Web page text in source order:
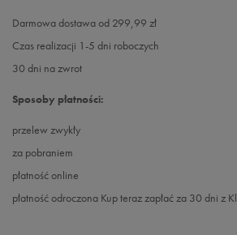
Darmowa dostawa od 299,99 zł
Czas realizacji 1-5 dni roboczych
30 dni na zwrot
Sposoby płatności:
przelew zwykły
za pobraniem
płatność online
płatność odroczona Kup teraz zapłać za 30 dni z